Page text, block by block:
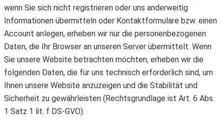
wenn Sie sich nicht registrieren oder uns anderweitig
Informationen übermitteln oder Kontaktformulare bzw. einen
Account anlegen, erheben wir nur die personenbezogenen
Daten, die Ihr Browser an unseren Server übermittelt. Wenn
Sie unsere Website betrachten möchten, erheben wir die
folgenden Daten, die für uns technisch erforderlich sind, um
Ihnen unsere Website anzuzeigen und die Stabilität und
Sicherheit zu gewährleisten (Rechtsgrundlage ist Art. 6 Abs.
1 Satz 1 lit. f DS-GVO):